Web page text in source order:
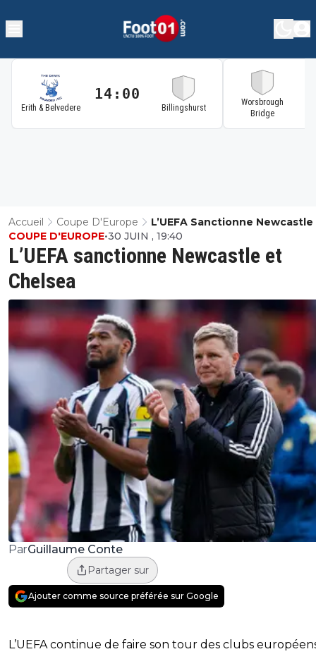
Erith & Belvedere
14:00
Billingshurst
Worsbrough
Bridge
Accueil Coupe D'Europe
L’UEFA Sanctionne Newcastle
Chelsea
L’UEFA sanctionne Newcastle et
Chelsea
COUPE D'EUROPE•30 JUIN , 19:40
ParGuillaume Conte
Partager sur
Ajouter comme source préférée sur Google
L’UEFA continue de faire son tour des clubs